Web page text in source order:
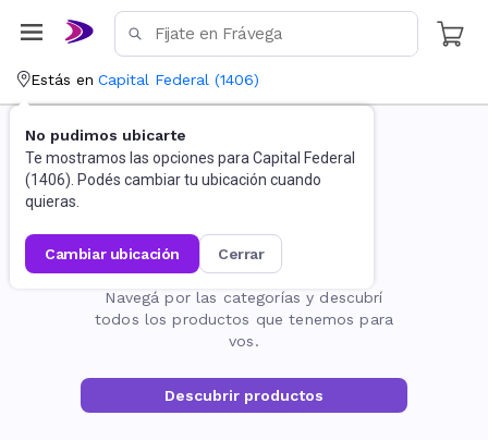
Estás en Capital Federal (1406)
No pudimos ubicarte
Te mostramos las opciones para Capital Federal
(1406). Podés cambiar tu ubicación cuando
quieras.
cambiar ubicación cerrar
La página no existe
Navegá por las categorías y descubrí
todos los productos que tenemos para
vos.
Descubrir productos